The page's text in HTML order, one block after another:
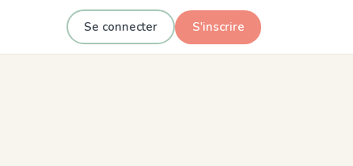
Se connecter S'inscrire